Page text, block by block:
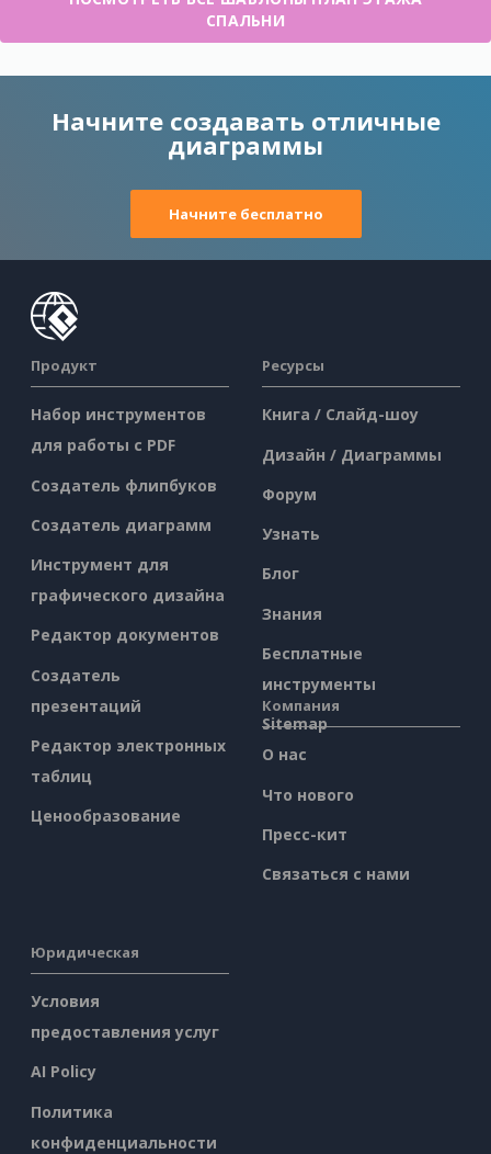
СПАЛЬНИ
Начните создавать отличные
диаграммы
Начните бесплатно
Продукт
Набор инструментов
для работы с PDF
Создатель флипбуков
Создатель диаграмм
Инструмент для
графического дизайна
Редактор документов
Создатель
презентаций
Редактор электронных
таблиц
Ценообразование
Ресурсы
Книга / Слайд-шоу
Дизайн / Диаграммы
Форум
Узнать
Блог
Знания
Бесплатные
инструменты
Sitemap
Компания
О нас
Что нового
Пресс-кит
Связаться с нами
Юридическая
Условия
предоставления услуг
AI Policy
Политика
конфиденциальности